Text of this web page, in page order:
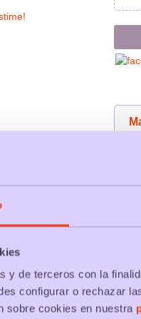
y de terceros con la
configurar o rechazar
sobre cookies en nuestra